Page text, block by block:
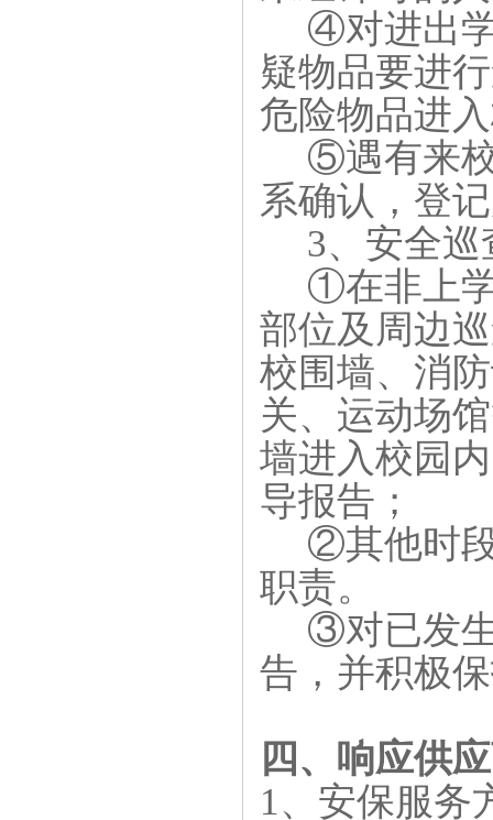
④对进出
疑物品要进
危险物品进
⑤遇有来
系确认，登
3、安全巡
①在非上
部位及周边
校围墙、消
关、运动场
墙进入校园
导报告；
②其他时
职责。
③对已发
告，并积极
四、响应供
1、安保服务